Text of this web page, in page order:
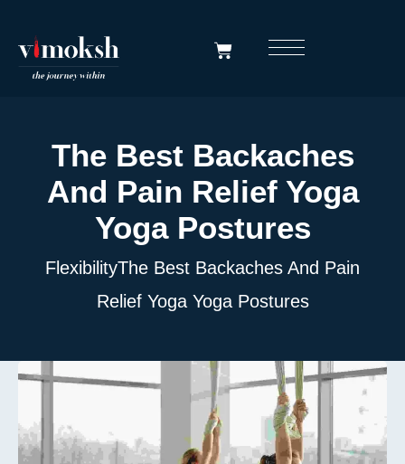
The Best Backaches
And Pain Relief Yoga
Yoga Postures
FlexibilityThe Best Backaches And Pain
Relief Yoga Yoga Postures